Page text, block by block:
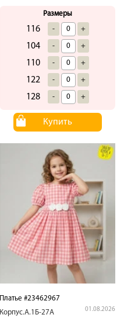
Размеры
116 - +
104 - +
110 - +
122 - +
128 - +
Купить
Платье #23462967
Корпус.А.1Б-27А
01.08.2026